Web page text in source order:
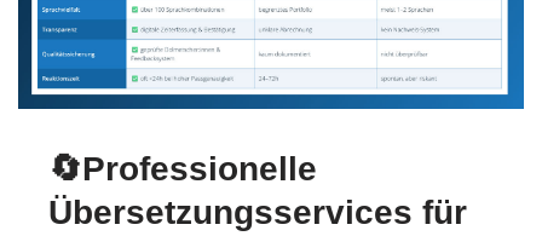
🔄Professionelle
Übersetzungsservices für